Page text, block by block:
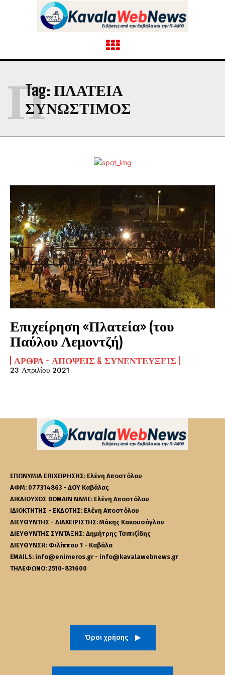
Tag: ΠΛΑΤΕΙΑ
ΣΥΝΩΣΤΙΜΟΣ
Π
Επιχείρηση «Πλατεία» (του
Παύλου Λεμοντζή)
ΆΡΘΡΑ - ΑΠΌΨΕΙΣ & ΣΥΝΕΝΤΕΎΞΕΙΣ
23 Απριλίου 2021
ΕΠΩΝΥΜΙΑ ΕΠΙΧΕΙΡΗΣΗΣ: Ελένη Αποστόλου
ΑΦΜ: 077314863 - ΔΟΥ Καβάλας
ΔΙΚΑΙΟΥΧΟΣ DOMAIN NAME: Ελένη Αποστόλου
ΙΔΙΟΚΤΗΤΗΣ - ΕΚΔΟΤΗΣ: Ελένη Αποστόλου
ΔΙΕΥΘΥΝΤΗΣ - ΔΙΑΧΕΙΡΙΣΤΗΣ: Μάκης Κακουσόγλου
ΔΙΕΥΘΥΝΤΗΣ ΣΥΝΤΑΞΗΣ: Δημήτρης Τσιπιζίδης
ΔΙΕΥΘΥΝΣΗ: Φιλίππου 1 - Καβάλα
EMAILS: info@enimeros.gr - info@kavalawebnews.gr
ΤΗΛΕΦΩΝΟ: 2510-831600
Όροι χρήσης